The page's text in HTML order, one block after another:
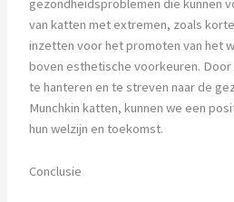
gezondheidsproblemen die kunnen
van katten met extremen, zoals
inzetten voor het promoten van het
boven esthetische voorkeuren.
te hanteren en te streven naar de
Munchkin katten, kunnen we een
hun welzijn en toekomst.
Conclusie